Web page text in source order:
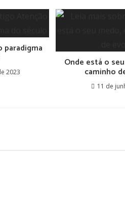
paradigma
2023
Onde está o
caminho
11 de